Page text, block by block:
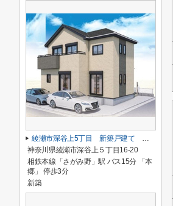
綾瀬市深谷上5丁目 新築戸建て 全１棟【仲介手数料無料】
神奈川県綾瀬市深谷上５丁目16-20
相鉄本線「さがみ野」駅 バス15分 「本
郷」 停歩3分
新築